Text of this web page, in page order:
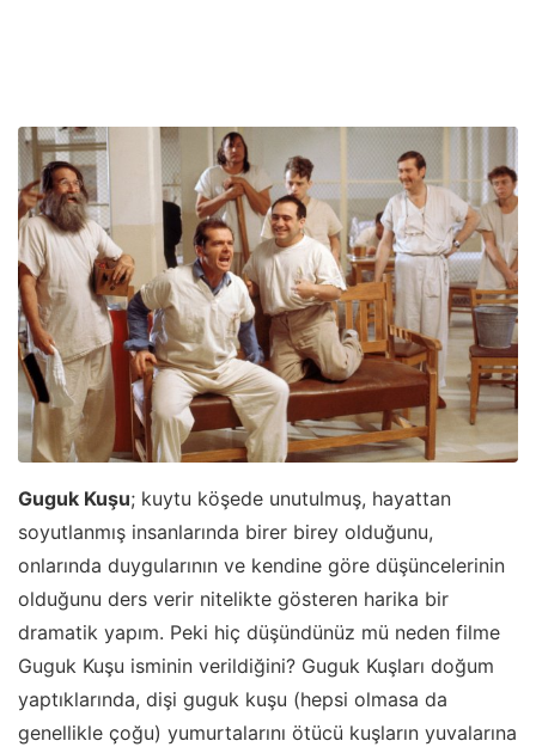
Guguk Kuşu; kuytu köşede unutulmuş, hayattan
soyutlanmış insanlarında birer birey olduğunu,
onlarında duygularının ve kendine göre düşüncelerinin
olduğunu ders verir nitelikte gösteren harika bir
dramatik yapım. Peki hiç düşündünüz mü neden filme
Guguk Kuşu isminin verildiğini? Guguk Kuşları doğum
yaptıklarında, dişi guguk kuşu (hepsi olmasa da
genellikle çoğu) yumurtalarını ötücü kuşların yuvalarına